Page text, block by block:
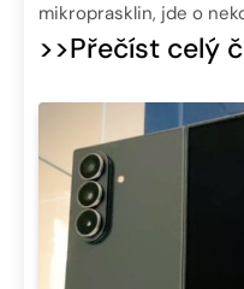
mikroprasklin, jde o
>>Přečíst celý